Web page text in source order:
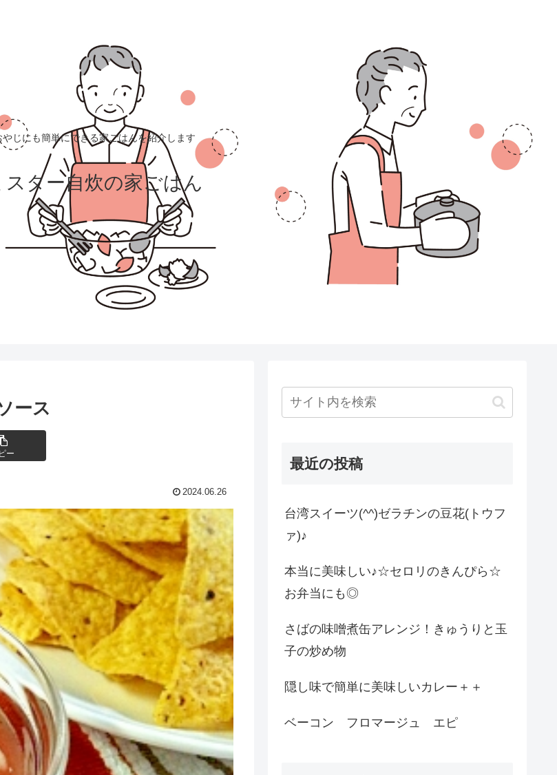
やじにも簡単にできる家ごはんを紹介します
スター自炊の家ごはん
ース
ー
2024.06.26
最近の投稿
台湾スイーツ(^^)ゼラチンの豆花(トウフ
ァ)♪
本当に美味しい♪☆セロリのきんぴら☆
お弁当にも◎
さばの味噌煮缶アレンジ！きゅうりと玉
子の炒め物
隠し味で簡単に美味しいカレー＋＋
ベーコン フロマージュ エピ